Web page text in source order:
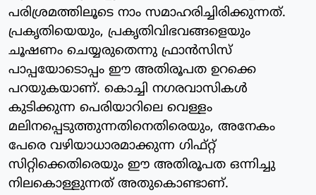
പരിശ്രമത്തിലൂടെ നാം സമാഹരിച്ചിരിക്കുന്നത്.
പ്രകൃതിയെയും, പ്രകൃതിവിഭവങ്ങളെയും
ചൂഷണം ചെയ്യരുതെന്നു ഫ്രാന്‍സിസ്
പാപ്പയോടൊപ്പം ഈ അതിരൂപത ഉറക്കെ
പറയുകയാണ്. കൊച്ചി നഗരവാസികള്‍
കുടിക്കുന്ന പെരിയാറിലെ വെള്ളം
മലിനപ്പെടുത്തുന്നതിനെതിരെയും, അനേകം
പേരെ വഴിയാധാരമാക്കുന്ന ഗിഫ്റ്റ്
സിറ്റിക്കെതിരെയും ഈ അതിരൂപത ഒന്നിച്ചു
നിലകൊള്ളുന്നത് അതുകൊണ്ടാണ്.